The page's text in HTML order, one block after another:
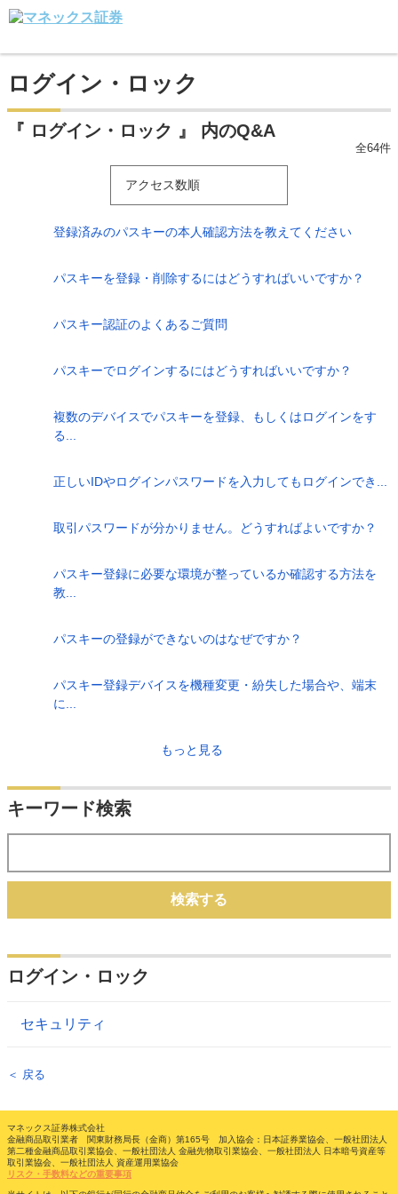
ログイン・ロック
『 ログイン・ロック 』 内のQ&A
全64件
アクセス数順
登録済みのパスキーの本人確認方法を教えてください
パスキーを登録・削除するにはどうすればいいですか？
パスキー認証のよくあるご質問
パスキーでログインするにはどうすればいいですか？
複数のデバイスでパスキーを登録、もしくはログインをす
る...
正しいIDやログインパスワードを入力してもログインでき...
取引パスワードが分かりません。どうすればよいですか？
パスキー登録に必要な環境が整っているか確認する方法を
教...
パスキーの登録ができないのはなぜですか？
パスキー登録デバイスを機種変更・紛失した場合や、端末
に...
もっと見る
キーワード検索
検索する
ログイン・ロック
セキュリティ
＜ 戻る
マネックス証券株式会社
金融商品取引業者 関東財務局長（金商）第165号 加入協会：日本証券業協会、一般社団法人
第二種金融商品取引業協会、一般社団法人 金融先物取引業協会、一般社団法人 日本暗号資産等
取引業協会、一般社団法人 資産運用業協会
リスク・手数料などの重要事項